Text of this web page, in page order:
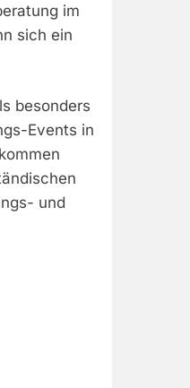
im
sich ein
besonders
Events in
und